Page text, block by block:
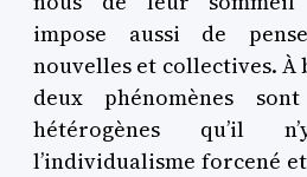
impose aussi de
nouvelles et collectives. À
deux phénomènes
hétérogènes qu’il
l’individualisme forcené